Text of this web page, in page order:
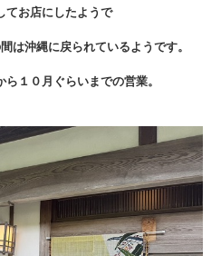
てお店にしたようで
は沖縄に戻られているようです。
１０月ぐらいまでの営業。